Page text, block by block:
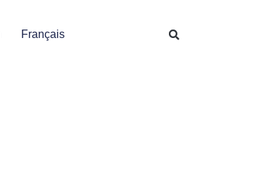
Français